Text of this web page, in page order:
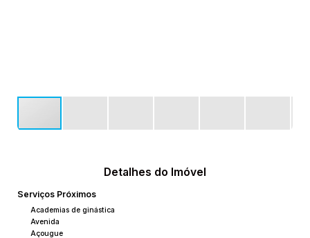
Detalhes do Imóvel
Serviços Próximos
Academias de ginástica
Avenida
Açougue